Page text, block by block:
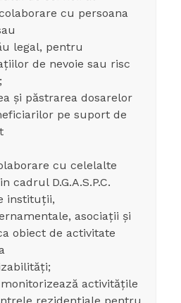
cu persoana
legal, pentru
de nevoie sau risc
și păstrarea dosarelor
pe suport de
cu celelalte
cadrul D.G.A.S.P.C.
instituții,
asociații și
obiect de activitate
activitățile